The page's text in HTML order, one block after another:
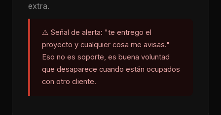
extra.
⚠️ Señal de alerta: "te entrego el
proyecto y cualquier cosa me avisas."
Eso no es soporte, es buena voluntad
que desaparece cuando están ocupados
con otro cliente.